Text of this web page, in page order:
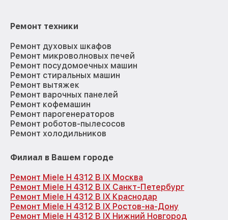
Ремонт техники
Ремонт духовых шкафов
Ремонт микроволновых печей
Ремонт посудомоечных машин
Ремонт стиральных машин
Ремонт вытяжек
Ремонт варочных панелей
Ремонт кофемашин
Ремонт парогенераторов
Ремонт роботов-пылесосов
Ремонт холодильников
Филиал в Вашем городе
Ремонт Miele H 4312 B IX Москва
Ремонт Miele H 4312 B IX Санкт-Петербург
Ремонт Miele H 4312 B IX Краснодар
Ремонт Miele H 4312 B IX Ростов-на-Дону
Ремонт Miele H 4312 B IX Нижний Новгород